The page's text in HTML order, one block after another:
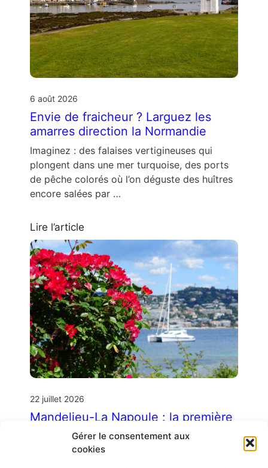
Gérer le consentement aux
cookies
6 août 2026
Envie de fraicheur ? Larguez les
amarres direction la Normandie
Imaginez : des falaises vertigineuses qui
plongent dans une mer turquoise, des ports
de pêche colorés où l’on déguste des huîtres
encore salées par …
Lire l’article
22 juillet 2026
Mandelieu-La Napoule : la première
ville à dire « stop » aux déchets en